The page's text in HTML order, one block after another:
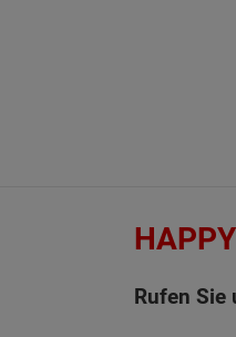
Rufen Sie